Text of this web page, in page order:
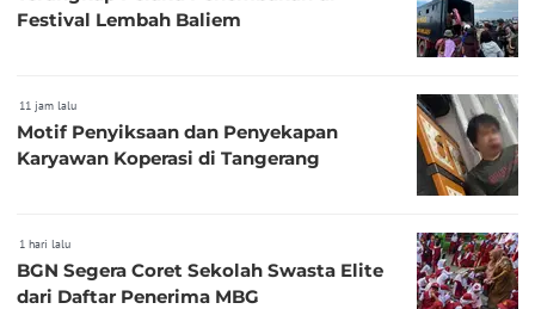
Festival Lembah Baliem
11 jam lalu
Motif Penyiksaan dan Penyekapan
Karyawan Koperasi di Tangerang
1 hari lalu
BGN Segera Coret Sekolah Swasta Elite
dari Daftar Penerima MBG